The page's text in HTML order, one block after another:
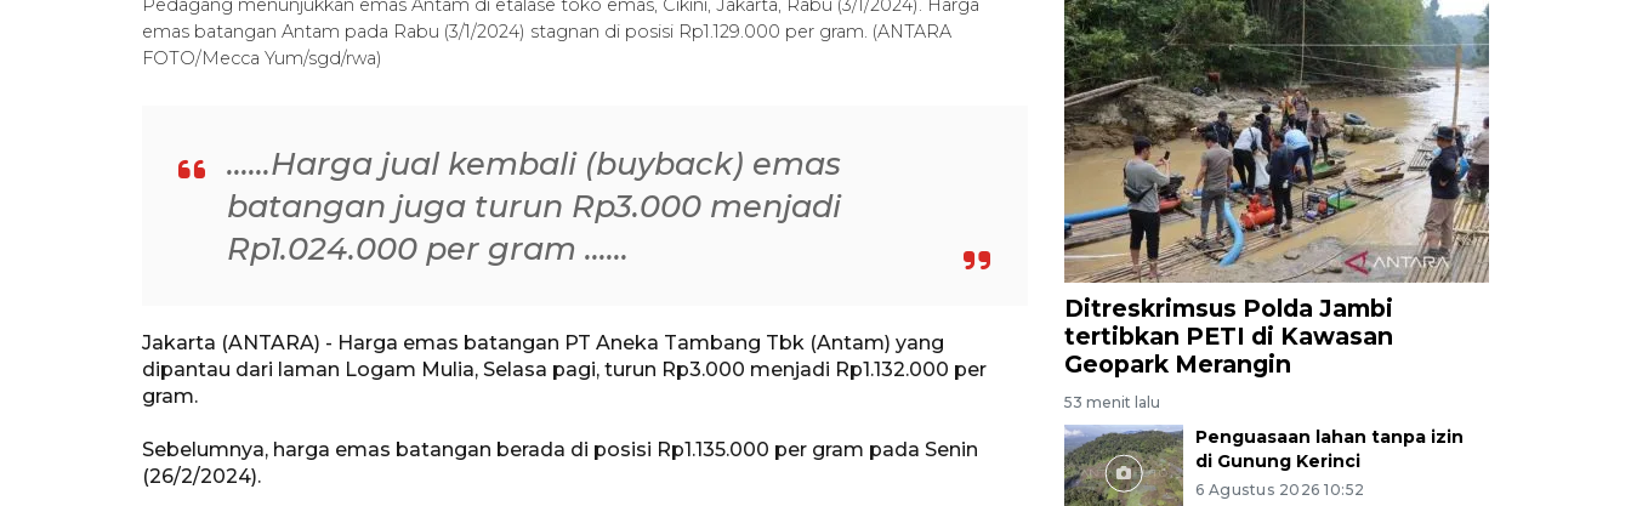
Pedagang menunjukkan emas Antam di etalase toko emas, Cikini, Jakarta, Rabu (3/1/2024). Harga
emas batangan Antam pada Rabu (3/1/2024) stagnan di posisi Rp1.129.000 per gram. (ANTARA
FOTO/Mecca Yum/sgd/rwa)
......Harga jual kembali (buyback) emas
batangan juga turun Rp3.000 menjadi
Rp1.024.000 per gram ......
Jakarta (ANTARA) - Harga emas batangan PT Aneka Tambang Tbk (Antam) yang
dipantau dari laman Logam Mulia, Selasa pagi, turun Rp3.000 menjadi Rp1.132.000 per
gram.
Sebelumnya, harga emas batangan berada di posisi Rp1.135.000 per gram pada Senin
(26/2/2024).
Ditreskrimsus Polda Jambi
tertibkan PETI di Kawasan
Geopark Merangin
53 menit lalu
Penguasaan lahan tanpa izin
di Gunung Kerinci
6 Agustus 2026 10:52